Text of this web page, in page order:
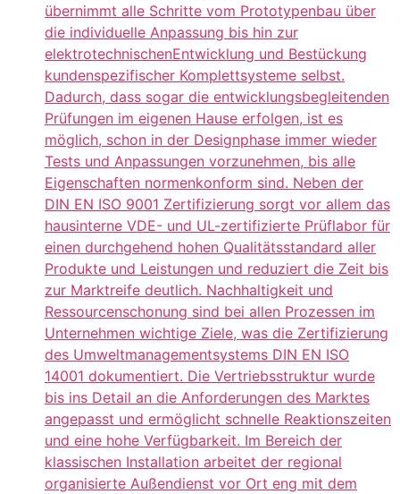
übernimmt alle Schritte vom Prototypenbau über
die individuelle Anpassung bis hin zur
elektrotechnischenEntwicklung und Bestückung
kundenspezifischer Komplettsysteme selbst.
Dadurch, dass sogar die entwicklungsbegleitenden
Prüfungen im eigenen Hause erfolgen, ist es
möglich, schon in der Designphase immer wieder
Tests und Anpassungen vorzunehmen, bis alle
Eigenschaften normenkonform sind. Neben der
DIN EN ISO 9001 Zertifizierung sorgt vor allem das
hausinterne VDE- und UL-zertifizierte Prüflabor für
einen durchgehend hohen Qualitätsstandard aller
Produkte und Leistungen und reduziert die Zeit bis
zur Marktreife deutlich. Nachhaltigkeit und
Ressourcenschonung sind bei allen Prozessen im
Unternehmen wichtige Ziele, was die Zertifizierung
des Umweltmanagementsystems DIN EN ISO
14001 dokumentiert. Die Vertriebsstruktur wurde
bis ins Detail an die Anforderungen des Marktes
angepasst und ermöglicht schnelle Reaktionszeiten
und eine hohe Verfügbarkeit. Im Bereich der
klassischen Installation arbeitet der regional
organisierte Außendienst vor Ort eng mit dem